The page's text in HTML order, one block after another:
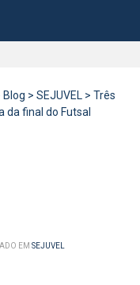
Blog > SEJUVEL > Três
da final do Futsal
EM SEJUVEL